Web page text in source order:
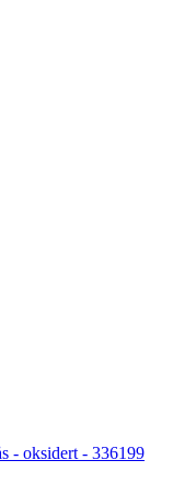
- oksidert - 336199